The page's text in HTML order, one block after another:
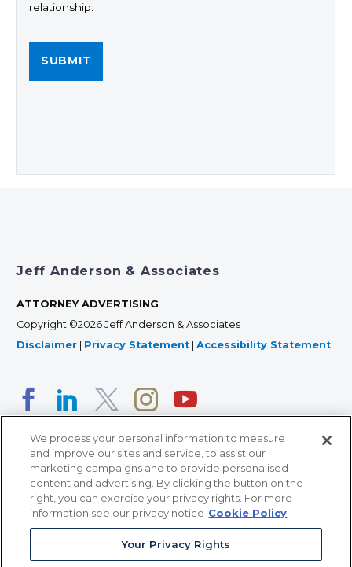
relationship.
Jeff Anderson & Associates
ATTORNEY ADVERTISING
Copyright ©2026 Jeff Anderson & Associates |
Disclaimer | Privacy Statement | Accessibility Statement
366 Jackson Street, Suite 100 • St. Paul, MN 55101 • 651-
12011 San Vicente Blvd, Suite 700 • Los Angeles, CA
90049 • 310-357-2425
We process your personal information to measure
and improve our sites and service, to assist our
marketing campaigns and to provide personalised
content and advertising. By clicking the button on the
right, you can exercise your privacy rights. For more
information see our privacy notice Cookie Policy
Your Privacy Rights